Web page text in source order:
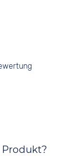
Produkt?